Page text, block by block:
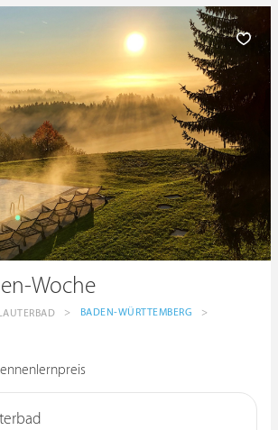
Woche
> BADEN-WÜRTTEMBERG
>